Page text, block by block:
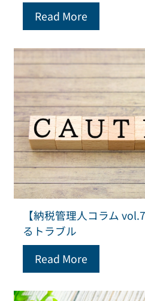
Read More
【納税管理人コラム
るトラブル
Read More